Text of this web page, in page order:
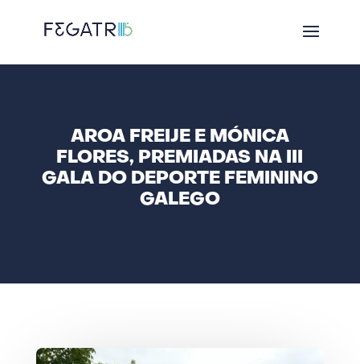
AROA FREIJE E MÓNICA
FLORES, PREMIADAS NA III
GALA DO DEPORTE FEMININO
GALEGO